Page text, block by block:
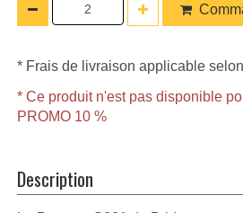
* Frais de livraison applicable
* Ce produit n'est pas disponible
PROMO 10 %
Description